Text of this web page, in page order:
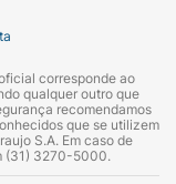
corresponde ao
qualquer outro que
recomendamos
que se utilizem
S.A. Em caso de
(31) 3270-5000.